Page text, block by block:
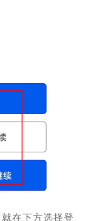
在下方选择登